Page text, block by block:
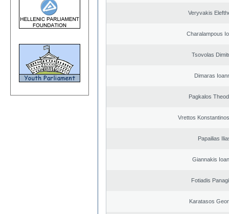
Veryvakis
Charalampous
Tsovolas
Dimaras
Pagkalos
Vrettos
Papailias
Giannakis
Fotiadis
Karatasos